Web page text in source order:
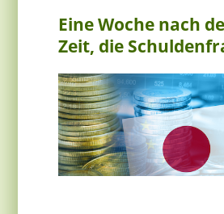
Eine Woche nach
Zeit, die